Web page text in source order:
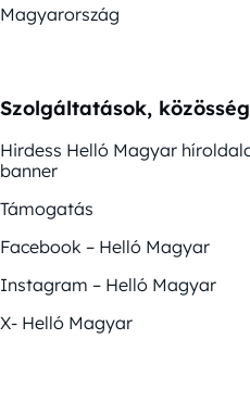
Magyarország
Szolgáltatások,
Hirdess Helló Magyar
banner
Támogatás
Facebook – Helló Magyar
Instagram – Helló Magyar
X- Helló Magyar